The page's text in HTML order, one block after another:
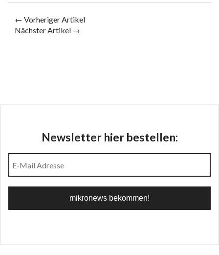
← Vorheriger Artikel
Nächster Artikel →
Newsletter hier bestellen: